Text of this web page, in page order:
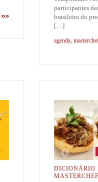
»»
participantes
brasileira do
[…]
agenda,
DICIONÁRIO